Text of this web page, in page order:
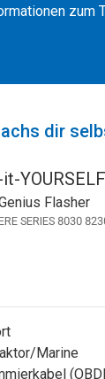
zum
dir
YOURSELF
Flasher
SERIES 8030
Marine